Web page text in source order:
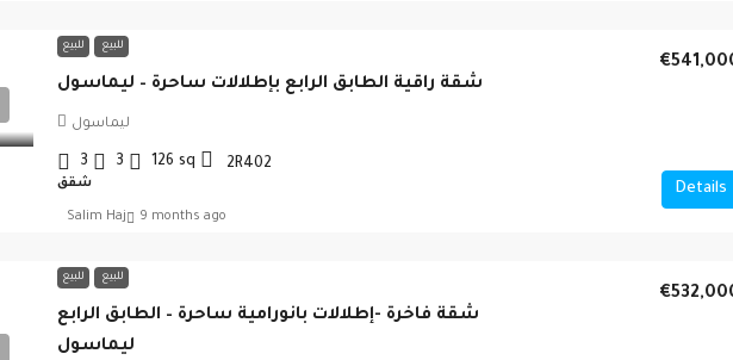
للبيع للبيع
شقة راقية الطابق الرابع بإطلالات ساحرة – ليماسول
ليماسول
3 3 126 sq 2R402
شقق Details
Salim Haj 9 months ago
للبيع للبيع
شقة فاخرة -إطلالات بانورامية ساحرة – الطابق الرابع
ليماسول